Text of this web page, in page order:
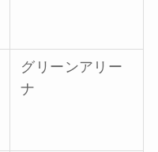
グリーンアリー
ナ